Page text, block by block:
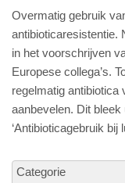
Overmatig gebruik
antibioticaresistentie.
in het voorschrijven
Europese collega’s.
regelmatig antibiotica
aanbevelen. Dit
‘Antibioticagebruik bij
Categorie